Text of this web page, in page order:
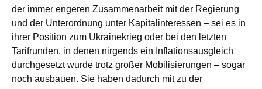
der immer engeren Zusammenarbeit mit der Regierung
und der Unterordnung unter Kapitalinteressen – sei es in
ihrer Position zum Ukrainekrieg oder bei den letzten
Tarifrunden, in denen nirgends ein Inflationsausgleich
durchgesetzt wurde trotz großer Mobilisierungen – sogar
noch ausbauen. Sie haben dadurch mit zu der